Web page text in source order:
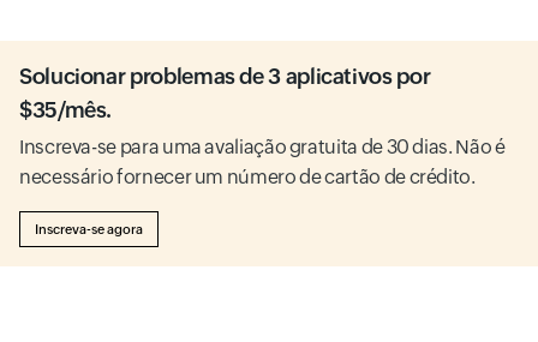
Solucionar problemas de 3 aplicativos por
$35/mês.
Inscreva-se para uma avaliação gratuita de 30 dias. Não é
necessário fornecer um número de cartão de crédito.
Inscreva-se agora